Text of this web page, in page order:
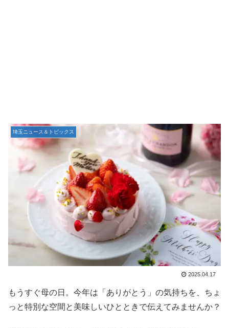
埼玉ニュース＆トピックス
2025.04.17
もうすぐ母の日。今年は「ありがとう」の気持ちを、ちょ
っと特別な空間と美味しいひとときで伝えてみませんか？